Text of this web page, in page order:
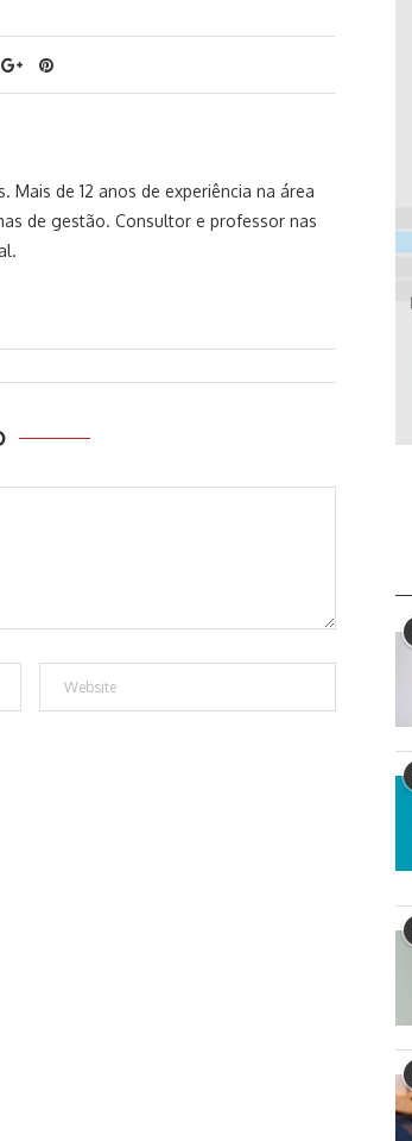
Mais de 12 anos de experiência na área
de gestão. Consultor e professor nas